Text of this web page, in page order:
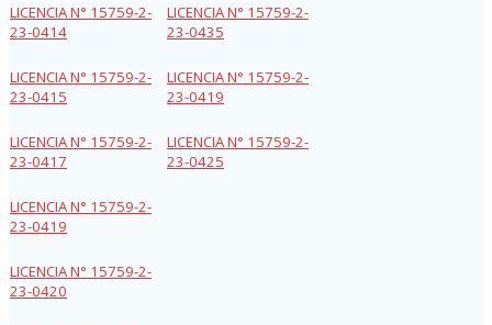
LICENCIA N° 15759-2-
23-0414
LICENCIA N° 15759-2-
23-0435
LICENCIA N° 15759-2-
23-0415
LICENCIA N° 15759-2-
23-0419
LICENCIA N° 15759-2-
23-0417
LICENCIA N° 15759-2-
23-0425
LICENCIA N° 15759-2-
23-0419
LICENCIA N° 15759-2-
23-0420